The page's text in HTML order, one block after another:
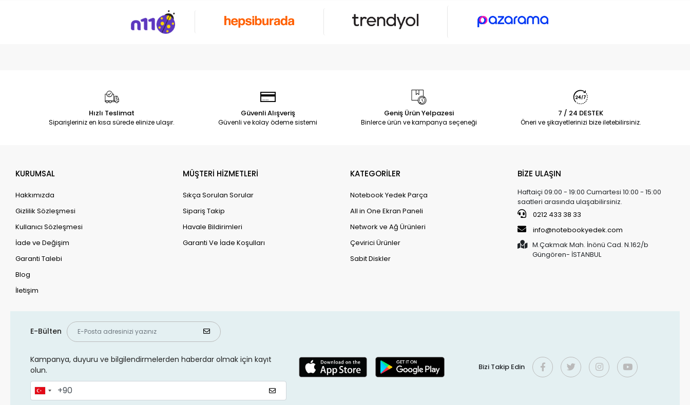
Hızlı Teslimat
Siparişleriniz en kısa sürede elinize ulaşır.
Güvenli Alışveriş
Güvenli ve kolay ödeme sistemi
Geniş Ürün Yelpazesi
Binlerce ürün ve kampanya seçeneği
7 / 24 DESTEK
Öneri ve şikayetlerinizi bize iletebilirsiniz.
KURUMSAL
Hakkımızda
Gizlilik Sözleşmesi
Kullanıcı Sözleşmesi
İade ve Değişim
Garanti Talebi
Blog
İletişim
MÜŞTERİ HİZMETLERİ
Sıkça Sorulan Sorular
Sipariş Takip
Havale Bildirimleri
Garanti Ve İade Koşulları
KATEGORİLER
Notebook Yedek Parça
All in One Ekran Paneli
Network ve Ağ Ürünleri
Çevirici Ürünler
Sabit Diskler
BİZE ULAŞIN
Haftaiçi 09:00 - 19:00 Cumartesi 10:00 - 15:00
saatleri arasında ulaşabilirsiniz.
0212 433 38 33
info@notebookyedek.com
M.Çakmak Mah. İnönü Cad. N.162/b
Güngören- İSTANBUL
E-Bülten
Kampanya, duyuru ve bilgilendirmelerden haberdar olmak için kayıt
olun.
Bizi Takip Edin